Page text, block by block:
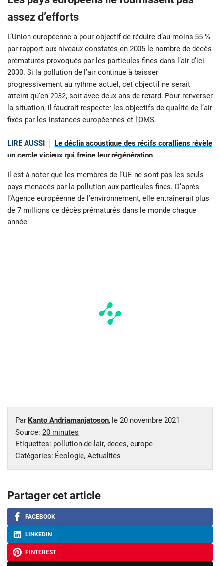
assez d’efforts
L’Union européenne a pour objectif de réduire d’au moins 55 %
par rapport aux niveaux constatés en 2005 le nombre de décès
prématurés provoqués par les particules fines dans l’air d’ici
2030. Si la pollution de l’air continue à baisser
progressivement au rythme actuel, cet objectif ne serait
atteint qu’en 2032, soit avec deux ans de retard. Pour renverser
la situation, il faudrait respecter les objectifs de qualité de l’air
fixés par les instances européennes et l’OMS.
LIRE AUSSI
Le déclin acoustique des récifs coralliens révèle
un cercle vicieux qui freine leur régénération
Il est à noter que les membres de l’UE ne sont pas les seuls
pays menacés par la pollution aux particules fines. D’après
l’Agence européenne de l’environnement, elle entraînerait plus
de 7 millions de décès prématurés dans le monde chaque
année.
Par Kanto Andriamanjatoson, le 20 novembre 2021
Source: 20 minutes
Étiquettes: pollution-de-lair, deces, europe
Catégories: Écologie, Actualités
Partager cet article
FACEBOOK
LINKEDIN
PINTEREST